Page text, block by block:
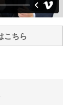
こちら